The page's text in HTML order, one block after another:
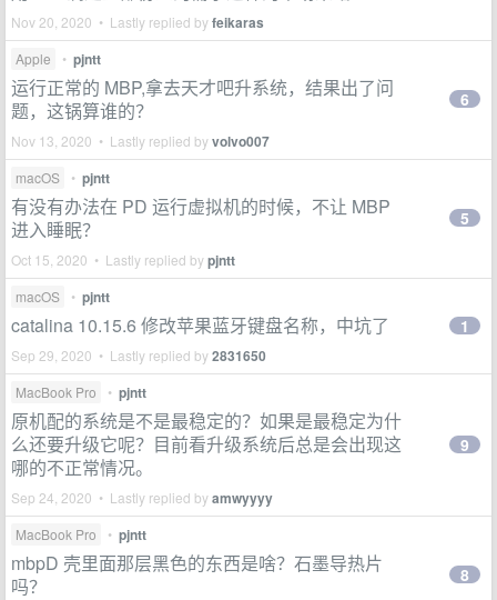
Nov 20, 2020 • Lastly replied byfeikaras
Apple • pjntt
运行正常的 MBP,拿去天才吧升系统，结果出了问
题，这锅算谁的？
Nov 13, 2020 • Lastly replied byvolvo007
6
macOS • pjntt
有没有办法在 PD 运行虚拟机的时候，不让 MBP
进入睡眠？
Oct 15, 2020 • Lastly replied bypjntt
5
macOS • pjntt
catalina 10.15.6 修改苹果蓝牙键盘名称，中坑了
Sep 29, 2020 • Lastly replied by2831650
1
MacBook Pro • pjntt
原机配的系统是不是最稳定的？如果是最稳定为什
么还要升级它呢？目前看升级系统后总是会出现这
哪的不正常情况。
Sep 24, 2020 • Lastly replied byamwyyyy
9
MacBook Pro • pjntt
mbpD 壳里面那层黑色的东西是啥？石墨导热片
吗？
8